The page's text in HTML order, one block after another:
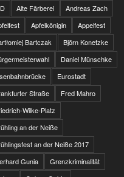
Alte Färberei
Andreas Zach
Apfelkönigin
Appelfest
Bartczak
Björn Konetzke
Daniel Münschke
Eurostadt
Straße
Fred Mahro
Wilke-Platz
an der Neiße
an der Neiße 2017
Gunia
Grenzkriminalität